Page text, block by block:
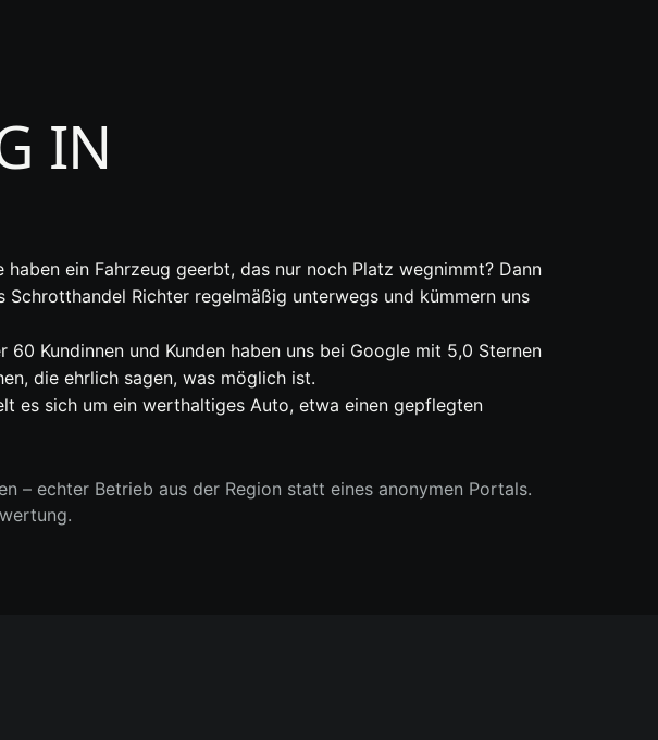
IN
ein Fahrzeug geerbt, das nur noch Platz wegnimmt? Dann
Richter regelmäßig unterwegs und kümmern uns
Kundinnen und Kunden haben uns bei Google mit 5,0 Sternen
die ehrlich sagen, was möglich ist.
es sich um ein werthaltiges Auto, etwa einen gepflegten
– echter Betrieb aus der Region statt eines anonymen Portals.